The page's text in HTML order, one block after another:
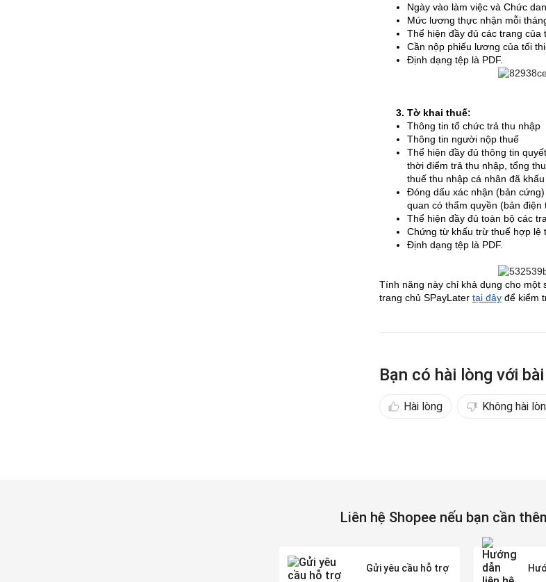
Ngày vào làm việc và Chức
Mức lương thực nhận mỗi
Thể hiện đầy đủ các trang của
Cần nộp phiếu lương của tối
Định dạng tệp là PDF.
Tờ khai thuế:
Thông tin tổ chức trả thu nhập
Thông tin người nộp thuế
Thể hiện đầy đủ thông tin
thời điểm trả thu nhập, tổng
thuế thu nhập cá nhân đã
Đóng dấu xác nhận (bản
quan có thẩm quyền (bản
Thể hiện đầy đủ toàn bộ các
Chứng từ khấu trừ thuế hợp lệ
Định dạng tệp là PDF.
Tính năng này chỉ khả dụng cho một
trang chủ SPayLater tại đây để kiểm
Bạn có hài lòng với
Hài lòng Không hài
Liên hệ Shopee nếu bạn cần
Gửi yêu cầu hỗ trợ